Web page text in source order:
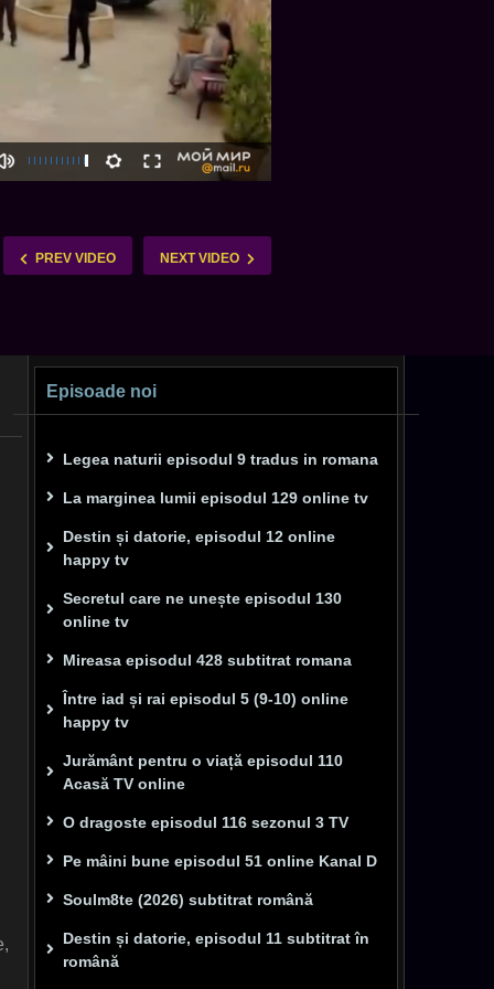
PREV VIDEO NEXT VIDEO
Episoade noi
Legea naturii episodul 9 tradus in romana
La marginea lumii episodul 129 online tv
Destin și datorie, episodul 12 online
happy tv
Secretul care ne unește episodul 130
online tv
Mireasa episodul 428 subtitrat romana
Între iad și rai episodul 5 (9-10) online
happy tv
Jurământ pentru o viață episodul 110
Acasă TV online
O dragoste episodul 116 sezonul 3 TV
Pe mâini bune episodul 51 online Kanal D
Soulm8te (2026) subtitrat română
Destin și datorie, episodul 11 subtitrat în
română